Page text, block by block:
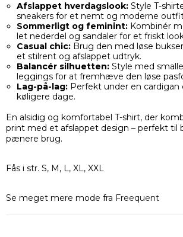
Afslappet hverdagslook:Style T-
sneakers for et nemt og moderne
Sommerligt og feminint:Kombinér
let nederdel og sandaler for et friskt
Casual chic:Brug den med løse
et stilrent og afslappet udtryk.
Balancér silhuetten:Style med
leggings for at fremhæve den løse
Lag-på-lag:Perfekt under en cardigan
køligere dage.
En alsidig og komfortabel T-shirt, der
print med et afslappet design – perfekt til
pænere brug.
Fås i str. S, M, L, XL, XXL
Se meget mere mode fra Freequent